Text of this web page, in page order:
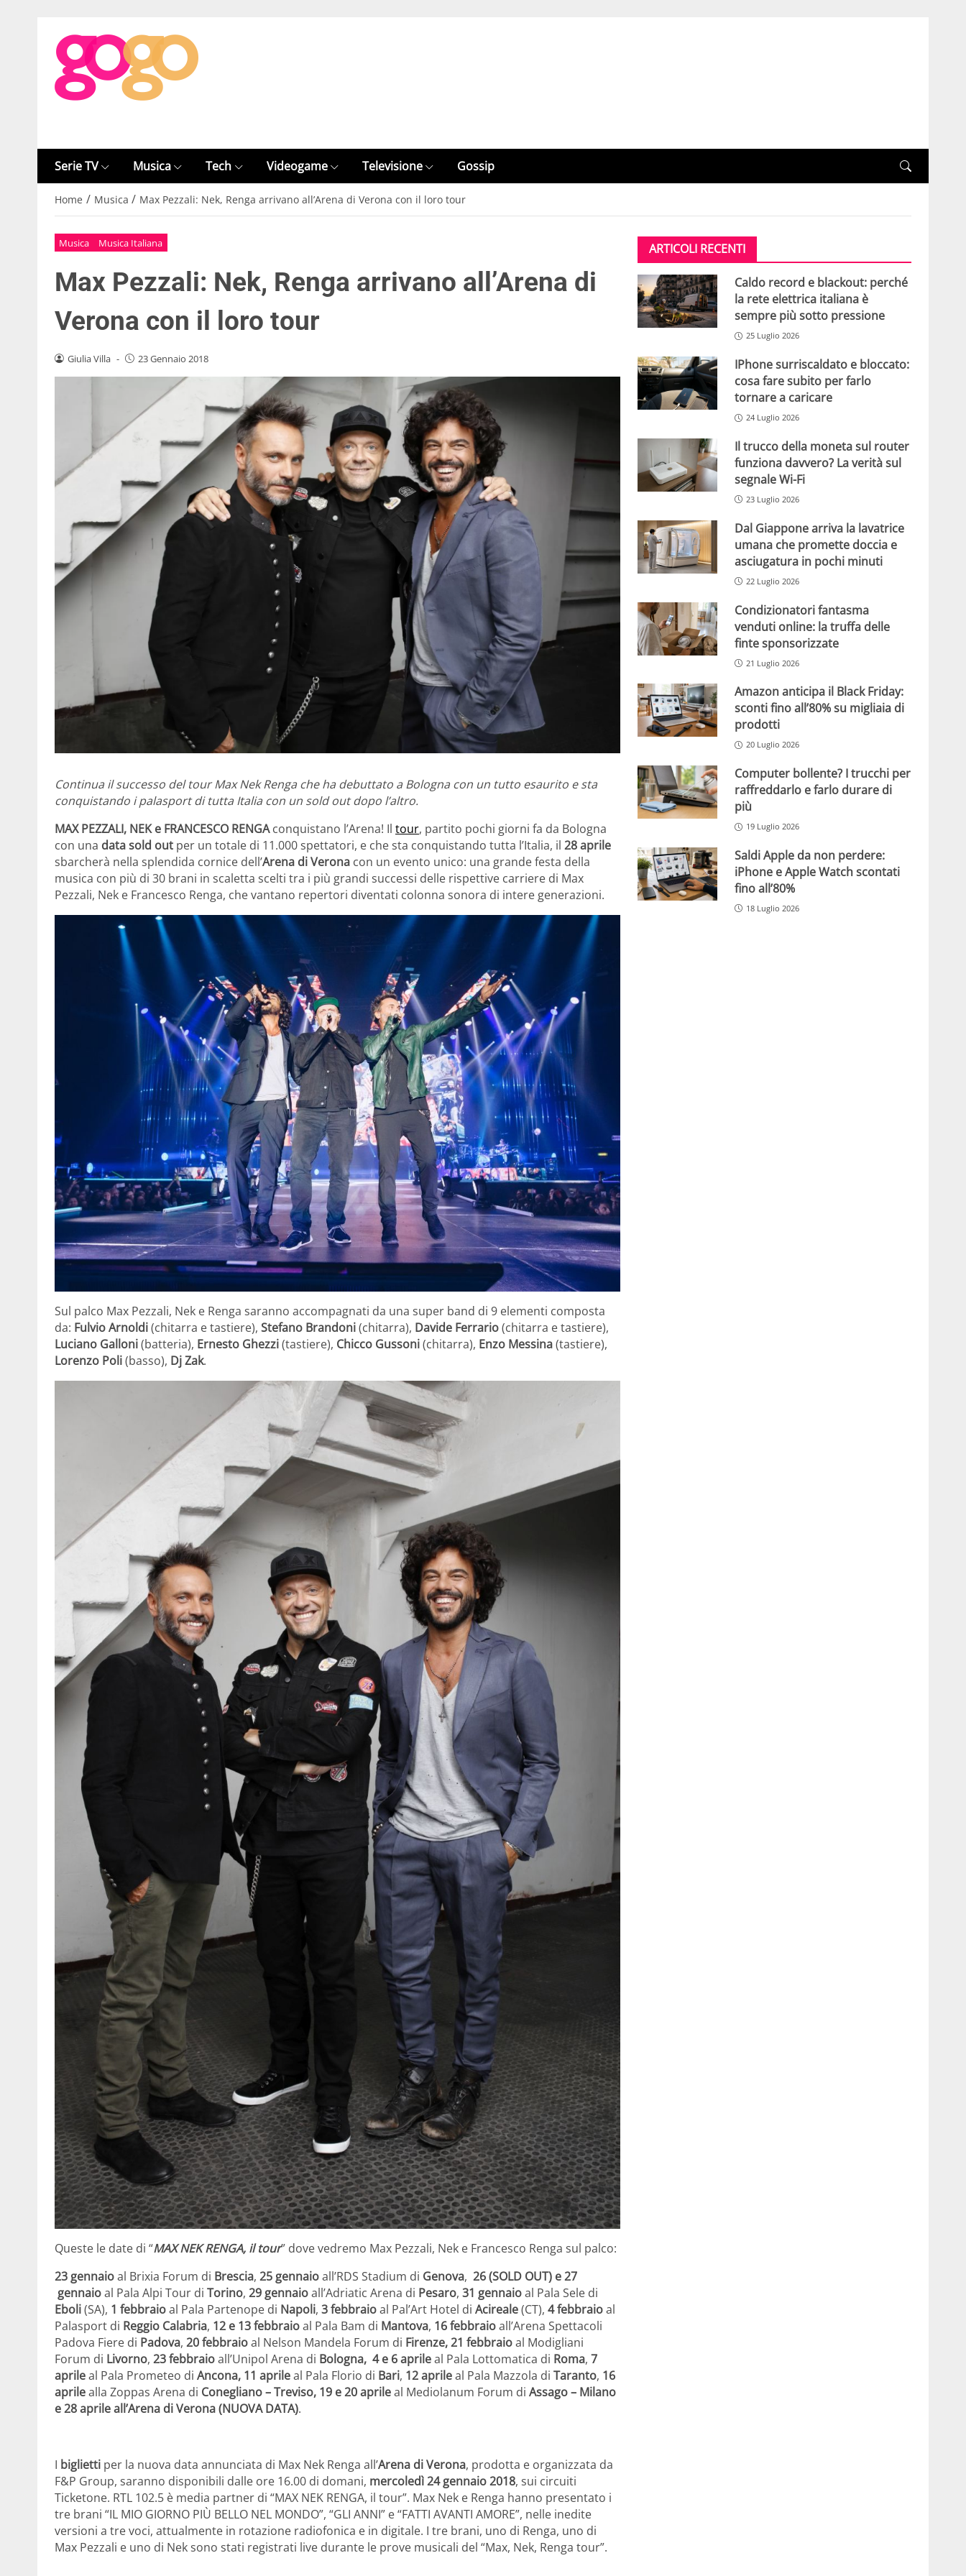
Serie TV Musica Tech Videogame Televisione Gossip
Home / Musica / Max Pezzali: Nek, Renga arrivano all’Arena di Verona con il loro tour
Musica Musica Italiana
Max Pezzali: Nek, Renga arrivano all’Arena di
Verona con il loro tour
Giulia Villa - 23 Gennaio 2018
Continua il successo del tour Max Nek Renga che ha debuttato a Bologna con un tutto esaurito e sta
conquistando i palasport di tutta Italia con un sold out dopo l’altro.
MAX PEZZALI, NEK e FRANCESCO RENGAconquistano l’Arena! Il tour, partito pochi giorni fa da Bologna
con una data sold out per un totale di 11.000 spettatori, e che sta conquistando tutta l’Italia, il 28 aprile
sbarcherà nella splendida cornice dell’Arena di Verona con un evento unico: una grande festa della
musica con più di 30 brani in scaletta scelti tra i più grandi successi delle rispettive carriere di Max
Pezzali, Nek e Francesco Renga, che vantano repertori diventati colonna sonora di intere generazioni.
Sul palco Max Pezzali, Nek e Renga saranno accompagnati da una super band di 9 elementi composta
da: Fulvio Arnoldi(chitarra e tastiere), Stefano Brandoni(chitarra), Davide Ferrario(chitarra e tastiere),
Luciano Galloni(batteria), Ernesto Ghezzi(tastiere), Chicco Gussoni(chitarra), Enzo Messina(tastiere),
Lorenzo Poli(basso), Dj Zak.
Queste le date di “MAX NEK RENGA, il tour” dove vedremo Max Pezzali, Nek e Francesco Renga sul palco:
23 gennaioal Brixia Forum di Brescia, 25 gennaioall’RDS Stadium di Genova, 26 (SOLD OUT) e 27
gennaioal Pala Alpi Tour di Torino, 29 gennaioall’Adriatic Arena di Pesaro, 31 gennaioal Pala Sele di
Eboli(SA), 1 febbraioal Pala Partenope di Napoli, 3 febbraioal Pal’Art Hotel di Acireale(CT), 4 febbraioal
Palasport di Reggio Calabria, 12 e 13 febbraioal Pala Bam di Mantova, 16 febbraioall’Arena Spettacoli
Padova Fiere di Padova, 20 febbraioal Nelson Mandela Forum di Firenze, 21 febbraioal Modigliani
Forum di Livorno, 23 febbraioall’Unipol Arena di Bologna, 4 e 6 aprileal Pala Lottomatica di Roma, 7
aprileal Pala Prometeo di Ancona, 11 aprileal Pala Florio di Bari, 12 aprileal Pala Mazzola di Taranto, 16
aprilealla Zoppas Arena di Conegliano – Treviso, 19 e 20 aprileal Mediolanum Forum di Assago – Milano
e28 aprile all’Arena di Verona (NUOVA DATA).
I biglietti per la nuova data annunciata di Max Nek Renga all’Arena di Verona, prodotta e organizzata da
F&P Group, saranno disponibili dalle ore 16.00 di domani, mercoledì 24 gennaio 2018, sui circuiti
Ticketone. RTL 102.5 è media partner di “MAX NEK RENGA, il tour”. Max Nek e Renga hanno presentato i
tre brani “IL MIO GIORNO PIÙ BELLO NEL MONDO”, “GLI ANNI” e “FATTI AVANTI AMORE”, nelle inedite
versioni a tre voci, attualmente in rotazione radiofonica e in digitale. I tre brani, uno di Renga, uno di
Max Pezzali e uno di Nek sono stati registrati live durante le prove musicali del “Max, Nek, Renga tour”.
ARTICOLI RECENTI
Caldo record e blackout: perché
la rete elettrica italiana è
sempre più sotto pressione
25 Luglio 2026
IPhone surriscaldato e bloccato:
cosa fare subito per farlo
tornare a caricare
24 Luglio 2026
Il trucco della moneta sul router
funziona davvero? La verità sul
segnale Wi-Fi
23 Luglio 2026
Dal Giappone arriva la lavatrice
umana che promette doccia e
asciugatura in pochi minuti
22 Luglio 2026
Condizionatori fantasma
venduti online: la truffa delle
finte sponsorizzate
21 Luglio 2026
Amazon anticipa il Black Friday:
sconti fino all’80% su migliaia di
prodotti
20 Luglio 2026
Computer bollente? I trucchi per
raffreddarlo e farlo durare di
più
19 Luglio 2026
Saldi Apple da non perdere:
iPhone e Apple Watch scontati
fino all’80%
18 Luglio 2026